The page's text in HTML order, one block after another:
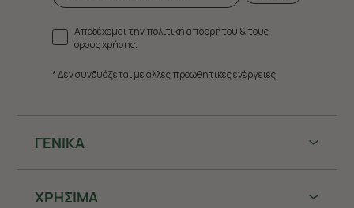
ΓΕΝΙΚΑ
ΧΡHΣΙΜΑ
Αποδέχομαι την πολιτική απορρήτου & τους
όρους χρήσης.
* Δεν συνδυάζεται με άλλες προωθητικές ενέργειες.